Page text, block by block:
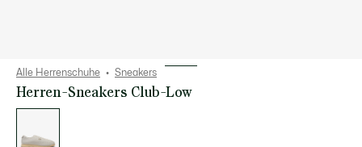
Alle Herrenschuhe Sneakers
Herren-Sneakers Club-Low